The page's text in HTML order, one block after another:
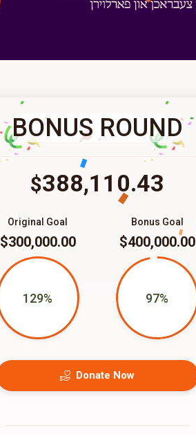
BONUS ROUND
$388,110.43
Bonus Goal
$400,000.00
97%
Original Goal
$300,000.00
129%
Donate Now